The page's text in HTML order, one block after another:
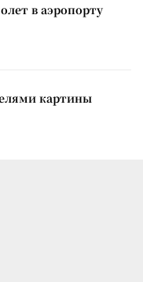
в аэропорту
картины